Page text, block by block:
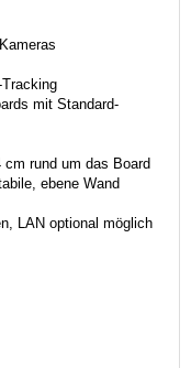
mit Standard-
rund um das Board
ebene Wand
LAN optional möglich